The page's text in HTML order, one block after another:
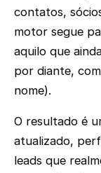
contatos,
motor segue
aquilo que
por diante,
nome).
O resultado é
atualizado,
leads que